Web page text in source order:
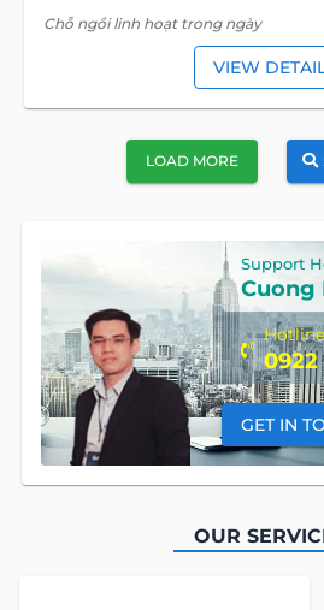
Chỗ ngồi linh hoạt trong ngày
VIEW
LOAD MORE
Support
Cuong
Hotline
0922
GET IN
OUR